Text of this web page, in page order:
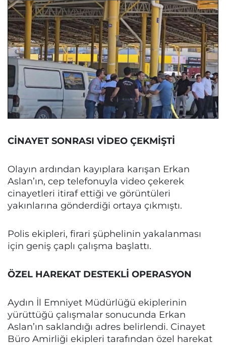
CİNAYET SONRASI VİDEO ÇEKMİŞTİ
Olayın ardından kayıplara karışan Erkan
Aslan’ın, cep telefonuyla video çekerek
cinayetleri itiraf ettiği ve görüntüleri
yakınlarına gönderdiği ortaya çıkmıştı.
Polis ekipleri, firari şüphelinin yakalanması
için geniş çaplı çalışma başlattı.
ÖZEL HAREKAT DESTEKLİ OPERASYON
Aydın İl Emniyet Müdürlüğü ekiplerinin
yürüttüğü çalışmalar sonucunda Erkan
Aslan’ın saklandığı adres belirlendi. Cinayet
Büro Amirliği ekipleri tarafından özel harekat